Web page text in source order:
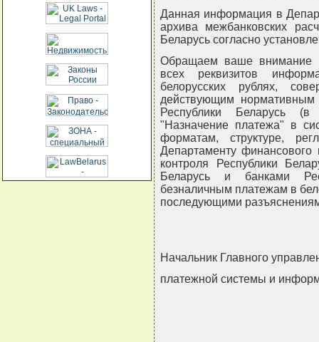
Данная информация в
архива межбанковских
Беларусь согласно
Обращаем ваше внимание
всех реквизитов
белорусских рублях,
действующим
Республики Беларусь
"Назначение платежа" в
форматам, структуре,
Департаменту финансового
контроля Республики
Беларусь и банками
безналичным платежам в
последующими
Начальник Главного
платежной системы и